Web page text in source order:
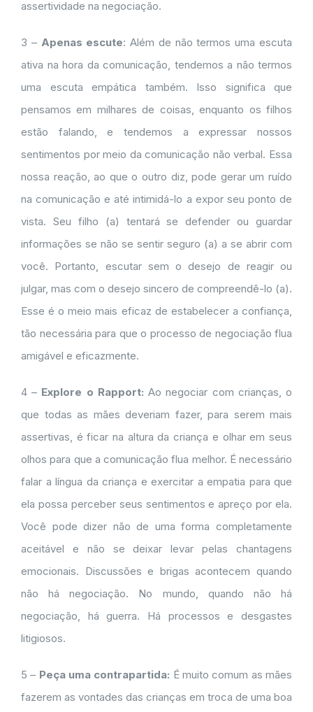
assertividade na negociação.
3 – Apenas escute: Além de não termos uma escuta
ativa na hora da comunicação, tendemos a não termos
uma escuta empática também. Isso significa que
pensamos em milhares de coisas, enquanto os filhos
estão falando, e tendemos a expressar nossos
sentimentos por meio da comunicação não verbal. Essa
nossa reação, ao que o outro diz, pode gerar um ruído
na comunicação e até intimidá-lo a expor seu ponto de
vista. Seu filho (a) tentará se defender ou guardar
informações se não se sentir seguro (a) a se abrir com
você. Portanto, escutar sem o desejo de reagir ou
julgar, mas com o desejo sincero de compreendê-lo (a).
Esse é o meio mais eficaz de estabelecer a confiança,
tão necessária para que o processo de negociação flua
amigável e eficazmente.
4 – Explore o Rapport:Ao negociar com crianças, o
que todas as mães deveriam fazer, para serem mais
assertivas, é ficar na altura da criança e olhar em seus
olhos para que a comunicação flua melhor. É necessário
falar a língua da criança e exercitar a empatia para que
ela possa perceber seus sentimentos e apreço por ela.
Você pode dizer não de uma forma completamente
aceitável e não se deixar levar pelas chantagens
emocionais. Discussões e brigas acontecem quando
não há negociação. No mundo, quando não há
negociação, há guerra. Há processos e desgastes
litigiosos.
5 – Peça uma contrapartida: É muito comum as mães
fazerem as vontades das crianças em troca de uma boa